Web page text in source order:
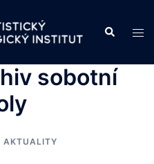
Search
sobotní
AKTUALITY